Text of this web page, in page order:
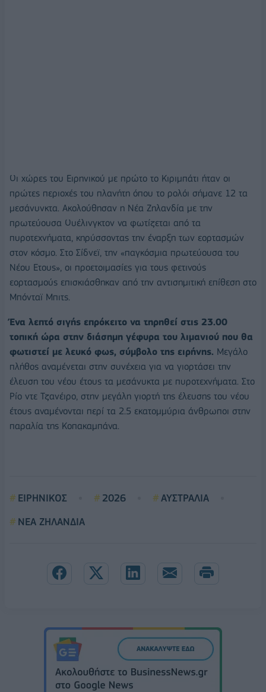
Οι χώρες του Ειρηνικού με πρώτο το Κιριμπάτι ήταν οι
πρώτες περιοχές του πλανήτη όπου το ρολόι σήμανε 12 τα
μεσάνυνκτα. Ακολούθησαν η Νέα Ζηλανδία με την
πρωτεύουσα Ουέλινγκτον να φωτίζεται από τα
πυροτεχνήματα, κηρύσσοντας την έναρξη των εορτασμών
στον κόσμο. Στο Σίδνεϊ, την «παγκόσμια πρωτεύουσα του
Νέου Ετους», οι προετοιμασίες για τους φετινούς
εορτασμούς επισκιάσθηκαν από την αντισημιτική επίθεση στο
Μπόνταϊ Μπιτς.
Ένα λεπτό σιγής επρόκειτο να τηρηθεί στις 23.00
τοπική ώρα στην διάσημη γέφυρα του λιμανιού που θα
φωτιστεί με λευκό φως, σύμβολο της ειρήνης. Μεγάλο
πλήθος αναμένεται στην συνέχεια για να γιορτάσει την
έλευση του νέου έτους τα μεσάνυκτα με πυροτεχνήματα. Στο
Ρίο ντε Τζανέιρο, στην μεγάλη γιορτή της έλευσης του νέου
έτους αναμένονται περί τα 2.5 εκατομμύρια άνθρωποι στην
παραλία της Κοπακαμπάνα.
ΕΙΡΗΝΙΚΟΣ 2026
ΑΥΣΤΡΑΛΙΑ
ΝΕΑ ΖΗΛΑΝΔΙΑ